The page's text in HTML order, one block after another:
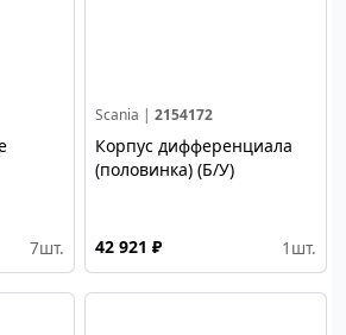
7шт.
Scania | 2154172
Корпус дифференциала
(половинка) (Б/У)
42 921 ₽ 1 шт.